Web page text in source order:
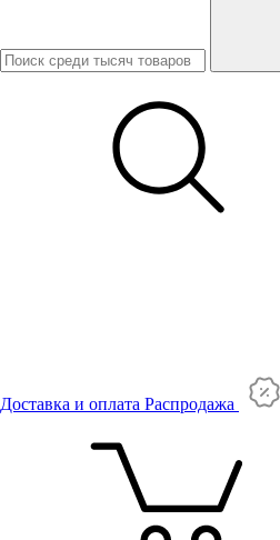
Доставка и оплата Распродажа